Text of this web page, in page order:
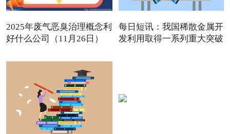
2025年废气恶臭治理概念利
好什么公司（11月26日）
每日短讯：我国稀散金属开
发利用取得一系列重大突破